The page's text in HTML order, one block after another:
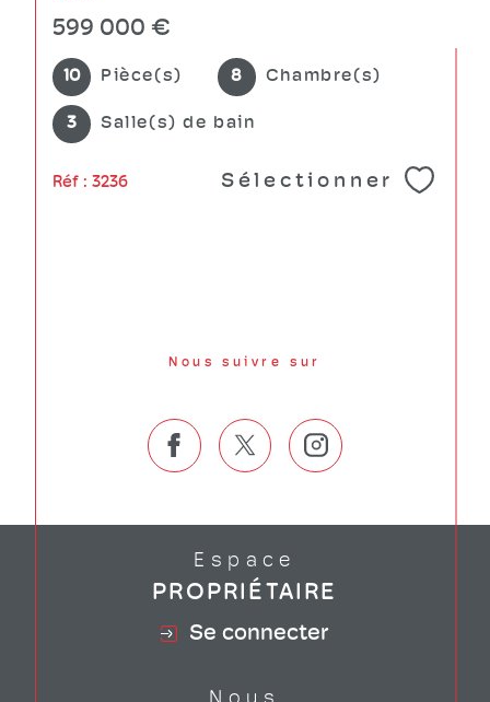
599 000 €
10 Pièce(s) 8 Chambre(s)
3 Salle(s) de bain
Réf : 3236 Sélectionner
Nous suivre sur
Espace
PROPRIÉTAIRE
Se connecter